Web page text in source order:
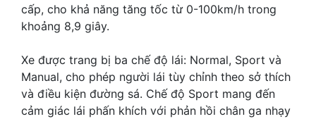
cấp, cho khả năng tăng tốc từ 0-100km/h trong
khoảng 8,9 giây.
Xe được trang bị ba chế độ lái: Normal, Sport và
Manual, cho phép người lái tùy chỉnh theo sở thích
và điều kiện đường sá. Chế độ Sport mang đến
cảm giác lái phấn khích với phản hồi chân ga nhạy